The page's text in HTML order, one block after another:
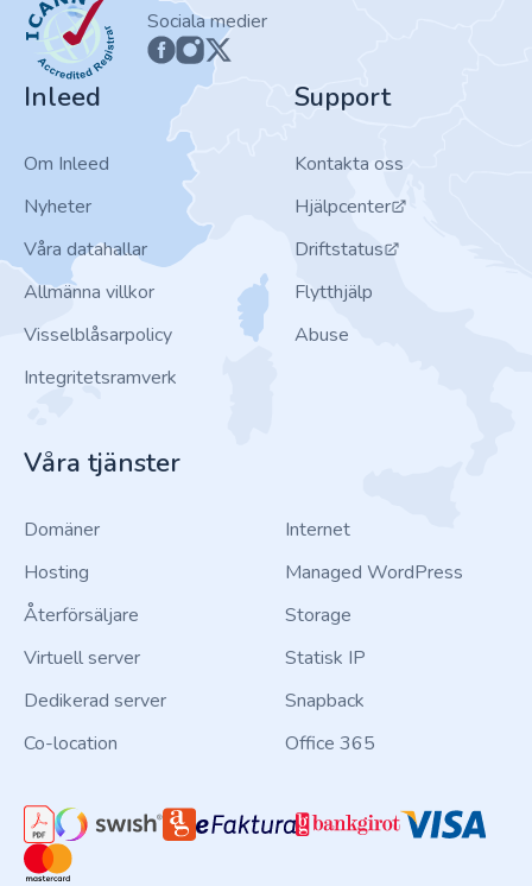
Sociala medier
Inleed
Om Inleed
Nyheter
Våra datahallar
Allmänna villkor
Visselblåsarpolicy
Integritetsramverk
Support
Kontakta oss
Hjälpcenter
Driftstatus
Flytthjälp
Abuse
Våra tjänster
Domäner
Hosting
Återförsäljare
Virtuell server
Dedikerad server
Co-location
Internet
Managed WordPress
Storage
Statisk IP
Snapback
Office 365